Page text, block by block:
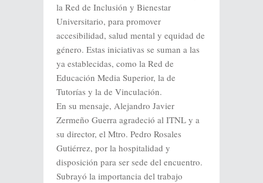
la Red de Inclusión y Bienestar
Universitario, para promover
accesibilidad, salud mental y equidad de
género. Estas iniciativas se suman a las
ya establecidas, como la Red de
Educación Media Superior, la de
Tutorías y la de Vinculación.
En su mensaje, Alejandro Javier
Zermeño Guerra agradeció al ITNL y a
su director, el Mtro. Pedro Rosales
Gutiérrez, por la hospitalidad y
disposición para ser sede del encuentro.
Subrayó la importancia del trabajo